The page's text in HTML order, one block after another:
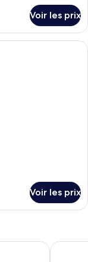
Voir les prix
d’hôtel avec deux lits,
Voir les prix
Hyatt